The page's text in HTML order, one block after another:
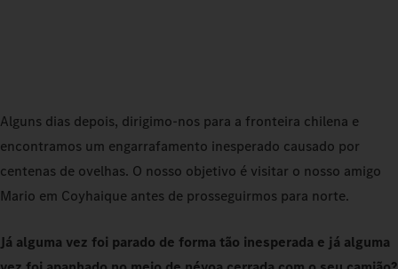
Alguns dias depois, dirigimo-nos para a fronteira chilena e
encontramos um engarrafamento inesperado causado por
centenas de ovelhas. O nosso objetivo é visitar o nosso amigo
Mario em Coyhaique antes de prosseguirmos para norte.
Já alguma vez foi parado de forma tão inesperada e já alguma